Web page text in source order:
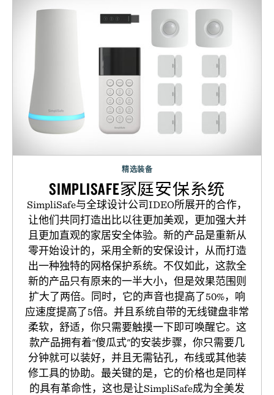
精选装备
SIMPLISAFE家庭安保系统
SimpliSafe与全球设计公司IDEO所展开的合作，
让他们共同打造出比以往更加美观，更加强大并
且更加直观的家居安全体验。新的产品是重新从
零开始设计的，采用全新的安保设计，从而打造
出一种独特的网格保护系统。不仅如此，这款全
新的产品只有原来的一半大小，但是效果范围则
扩大了两倍。同时，它的声音也提高了50%，响
应速度提高了5倍。并且系统自带的无线键盘非常
柔软，舒适，你只需要触摸一下即可唤醒它。这
款产品拥有着"傻瓜式"的安装步骤，你只需要几
分钟就可以装好，并且无需钻孔，布线或其他装
修工具的协助。最关键的是，它的价格也是同样
的具有革命性，这也是让SimpliSafe成为全美发